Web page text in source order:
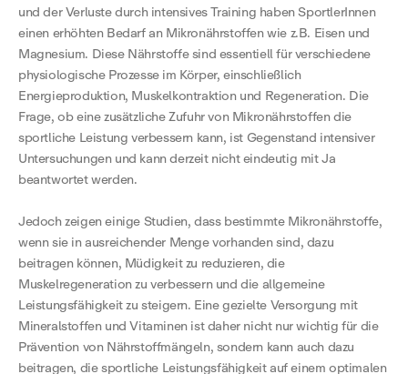
und der Verluste durch intensives Training haben SportlerInnen
einen erhöhten Bedarf an Mikronährstoffen wie z.B. Eisen und
Magnesium. Diese Nährstoffe sind essentiell für verschiedene
physiologische Prozesse im Körper, einschließlich
Energieproduktion, Muskelkontraktion und Regeneration. Die
Frage, ob eine zusätzliche Zufuhr von Mikronährstoffen die
sportliche Leistung verbessern kann, ist Gegenstand intensiver
Untersuchungen und kann derzeit nicht eindeutig mit Ja
beantwortet werden.
Jedoch zeigen einige Studien, dass bestimmte Mikronährstoffe,
wenn sie in ausreichender Menge vorhanden sind, dazu
beitragen können, Müdigkeit zu reduzieren, die
Muskelregeneration zu verbessern und die allgemeine
Leistungsfähigkeit zu steigern. Eine gezielte Versorgung mit
Mineralstoffen und Vitaminen ist daher nicht nur wichtig für die
Prävention von Nährstoffmängeln, sondern kann auch dazu
beitragen, die sportliche Leistungsfähigkeit auf einem optimalen